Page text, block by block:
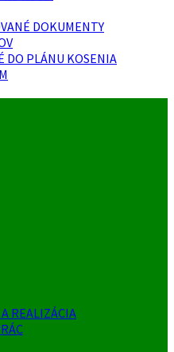
DOKUMENTY
DO PLÁNU KOSENIA
REALIZÁCIA